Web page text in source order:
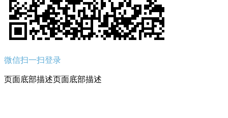
微信扫一扫登录
页面底部描述页面底部描述